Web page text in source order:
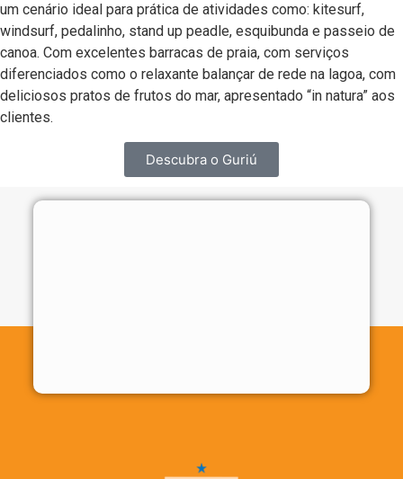
um cenário ideal para prática de atividades como: kitesurf,
windsurf, pedalinho, stand up peadle, esquibunda e passeio de
canoa. Com excelentes barracas de praia, com serviços
diferenciados como o relaxante balançar de rede na lagoa, com
deliciosos pratos de frutos do mar, apresentado “in natura” aos
clientes.
Descubra o Guriú